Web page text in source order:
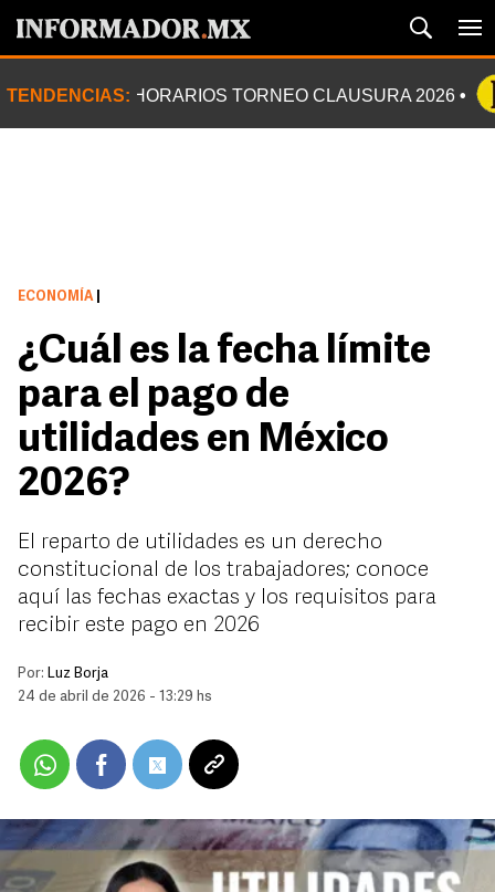
TENDENCIAS: HORARIOS TORNEO CLAUSURA 2026
ECONOMÍA
¿Cuál es la fecha límite
para el pago de
utilidades en México
2026?
El reparto de utilidades es un derecho
constitucional de los trabajadores; conoce
aquí las fechas exactas y los requisitos para
recibir este pago en 2026
Por: Luz Borja
24 de abril de 2026 - 13:29 hs